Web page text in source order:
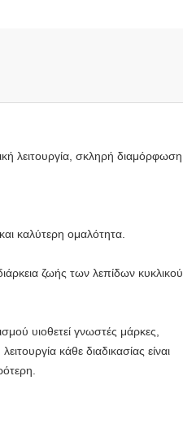
λειτουργία, σκληρή διαμόρφωση
καλύτερη ομαλότητα.
ζωής των λεπίδων κυκλικού
υιοθετεί γνωστές μάρκες,
κάθε διαδικασίας είναι